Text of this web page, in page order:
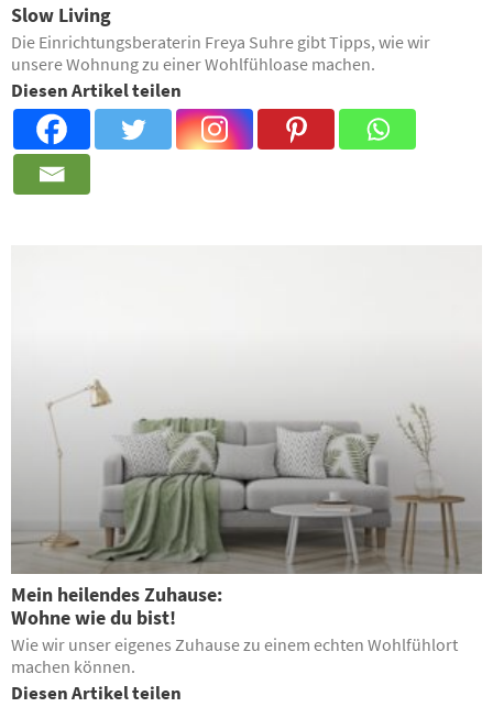
Slow Living
Die Einrichtungsberaterin Freya Suhre gibt Tipps, wie wir
unsere Wohnung zu einer Wohlfühloase machen.
Diesen Artikel teilen
Mein heilendes Zuhause:
Wohne wie du bist!
Wie wir unser eigenes Zuhause zu einem echten Wohlfühlort
machen können.
Diesen Artikel teilen